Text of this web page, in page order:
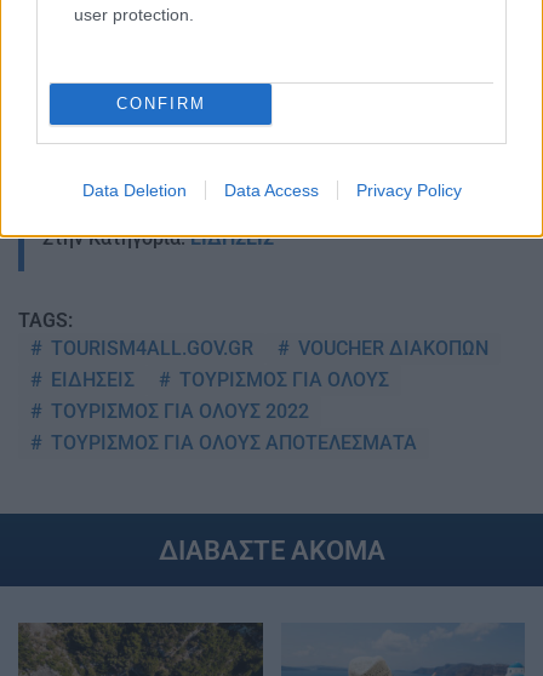
user protection.
CONFIRM
Data Deletion Data Access Privacy Policy
Στην Κατηγορία:ΕΙΔΗΣΕΙΣ
TAGS:
TOURISM4ALL.GOV.GR
VOUCHER ΔΙΑΚΟΠΩΝ
ΕΙΔΗΣΕΙΣ
ΤΟΥΡΙΣΜΟΣ ΓΙΑ ΟΛΟΥΣ
ΤΟΥΡΙΣΜΟΣ ΓΙΑ ΟΛΟΥΣ 2022
ΤΟΥΡΙΣΜΟΣ ΓΙΑ ΟΛΟΥΣ ΑΠΟΤΕΛΕΣΜΑΤΑ
ΔΙΑΒΑΣΤΕ ΑΚΟΜΑ